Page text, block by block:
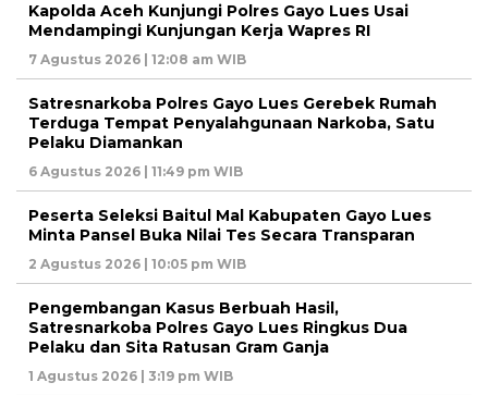
Kapolda Aceh Kunjungi Polres Gayo Lues Usai
Mendampingi Kunjungan Kerja Wapres RI
7 Agustus 2026 | 12:08 am WIB
Satresnarkoba Polres Gayo Lues Gerebek Rumah
Terduga Tempat Penyalahgunaan Narkoba, Satu
Pelaku Diamankan
6 Agustus 2026 | 11:49 pm WIB
Peserta Seleksi Baitul Mal Kabupaten Gayo Lues
Minta Pansel Buka Nilai Tes Secara Transparan
2 Agustus 2026 | 10:05 pm WIB
Pengembangan Kasus Berbuah Hasil,
Satresnarkoba Polres Gayo Lues Ringkus Dua
Pelaku dan Sita Ratusan Gram Ganja
1 Agustus 2026 | 3:19 pm WIB